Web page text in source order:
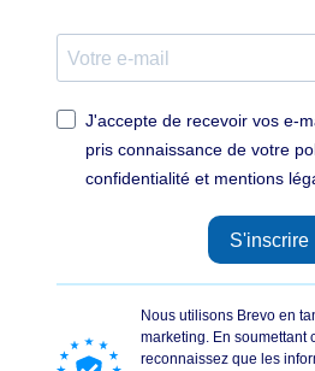
J'accepte de recevoir vos e-
pris connaissance de votre
confidentialité et mentions
S'inscrire
Nous utilisons Brevo en
marketing. En soumettant
reconnaissez que les